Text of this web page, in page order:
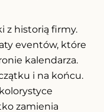
z historią firmy.
eventów, które
kalendarza.
i na końcu.
zamienia